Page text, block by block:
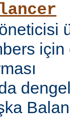
için